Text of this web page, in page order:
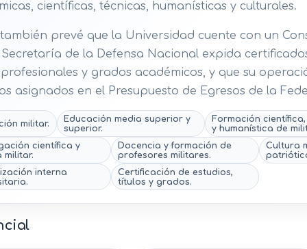
científicas, técnicas, humanísticas y culturales.
prevé que la Universidad cuente con un
de la Defensa Nacional expida
y grados académicos, y que su
asignados en el Presupuesto de Egresos de la
militar.
Educación media superior y
superior.
Formación
y humanística de
científica y
militar.
Docencia y formación de
profesores militares.
Cultura
interna
Certificación de estudios,
títulos y grados.